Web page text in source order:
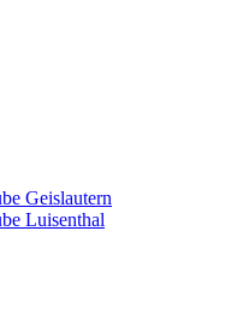
Geislautern
Luisenthal